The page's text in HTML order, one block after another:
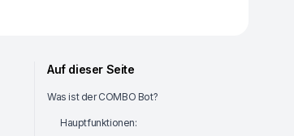
Auf dieser Seite
Was ist der COMBO Bot?
Hauptfunktionen: